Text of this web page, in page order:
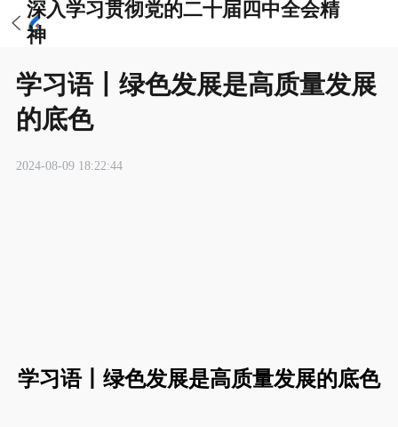
深入学习贯彻党的二十届四中全会精
神
学习语丨绿色发展是高质量发展
的底色
2024-08-09 18:22:44
学习语丨绿色发展是高质量发展的底色